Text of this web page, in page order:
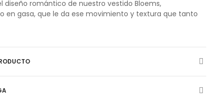
diseño romántico de nuestro vestido Bloems,
en gasa, que le da ese movimiento y textura que tanto